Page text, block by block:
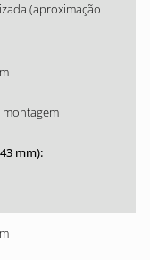
(aproximação
montagem